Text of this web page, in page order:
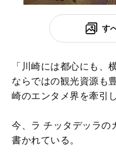
す
「川崎には都心にも、
ならではの観光資源も
崎のエンタメ界を牽引
今、ラ チッタデッラの
書かれている。